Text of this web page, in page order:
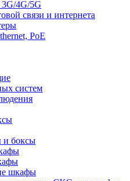
4G/5G
связи и интернета
PoE
систем
боксы
шкафы